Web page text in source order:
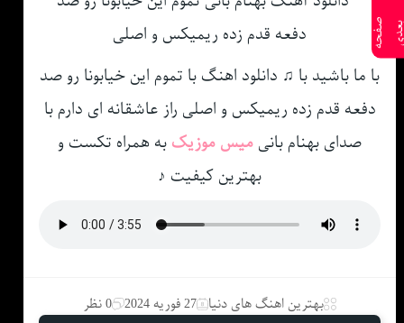
با ما باشید با ♫ دانلود اهنگ با تموم این خیابونا رو صد
دفعه قدم زده ریمیکس و اصلی راز عاشقانه ای دارم با
صدای بهنام بانی میس موزیک به همراه تکست و
بهترین کیفیت ♪
بهترین اهنگ های دنیا 27 فوریه 2024 0 نظر
ص
ف
ح
ه
ع
د